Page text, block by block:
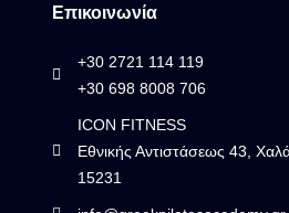
Επικοινωνία
+30 2721 114 119
+30 698 8008 706
ICON FITNESS
Εθνικής Αντιστάσεως 43,
15231